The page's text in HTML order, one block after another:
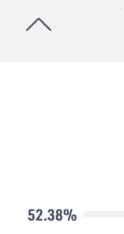
52.38%